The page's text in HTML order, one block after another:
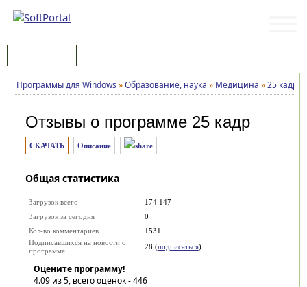
Программы для Windows »Образование, наука » Медицина »25 кадр
Отзывы о программе 25 кадр
СКАЧАТЬ Описание
Общая статистика
Загрузок всего
174 147
Загрузок за сегодня
0
Кол-во комментариев
1531
Подписавшихся на новости о
программе
28 (подписаться)
Оцените программу!
4.09из 5, всего оценок -446